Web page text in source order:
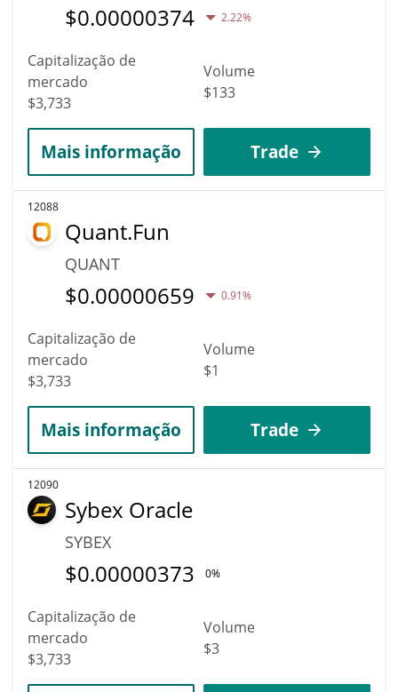
$0.00000374 2.22%
Capitalização de
mercado
$3,733
Volume
$133
Mais informação Trade
12088
Quant.Fun
QUANT
$0.00000659 0.91%
Capitalização de
mercado
$3,733
Volume
$1
Mais informação Trade
12090
Sybex Oracle
SYBEX
$0.00000373 0%
Capitalização de
mercado
$3,733
Volume
$3